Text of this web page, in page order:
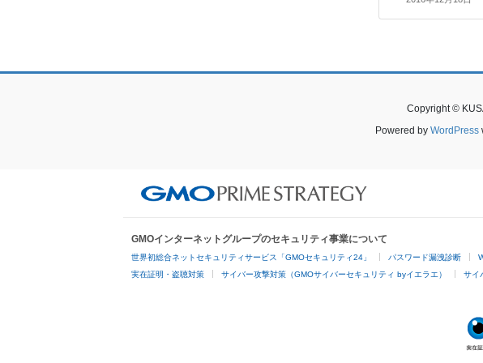
Copyright ©
Powered by WordPress
GMOインターネットグループのセキュリティ事業について
世界初総合ネットセキュリティサービス「GMOセキュリティ24」 パスワード漏洩診断
実在証明・盗聴対策 サイバー攻撃対策（GMOサイバーセキュリティ byイエラエ） サイ